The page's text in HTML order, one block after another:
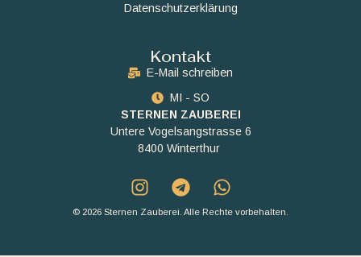
Datenschutzerklärung
Kontakt
E-Mail schreiben
MI - SO
STERNEN ZAUBEREI
Untere Vogelsangstrasse 6
8400 Winterthur
© 2026 Sternen Zauberei. Alle Rechte vorbehalten.